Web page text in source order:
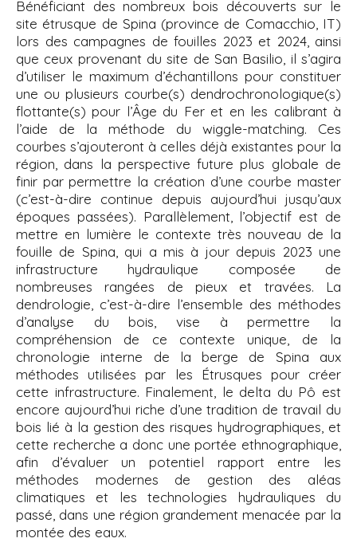
Bénéficiant des nombreux bois découverts sur le
site étrusque de Spina (province de Comacchio, IT)
lors des campagnes de fouilles 2023 et 2024, ainsi
que ceux provenant du site de San Basilio, il s’agira
d’utiliser le maximum d’échantillons pour constituer
une ou plusieurs courbe(s) dendrochronologique(s)
flottante(s) pour l’Âge du Fer et en les calibrant à
l’aide de la méthode du wiggle-matching. Ces
courbes s’ajouteront à celles déjà existantes pour la
région, dans la perspective future plus globale de
finir par permettre la création d’une courbe master
(c’est-à-dire continue depuis aujourd’hui jusqu’aux
époques passées). Parallèlement, l’objectif est de
mettre en lumière le contexte très nouveau de la
fouille de Spina, qui a mis à jour depuis 2023 une
infrastructure hydraulique composée de
nombreuses rangées de pieux et travées. La
dendrologie, c’est-à-dire l’ensemble des méthodes
d’analyse du bois, vise à permettre la
compréhension de ce contexte unique, de la
chronologie interne de la berge de Spina aux
méthodes utilisées par les Étrusques pour créer
cette infrastructure. Finalement, le delta du Pô est
encore aujourd’hui riche d’une tradition de travail du
bois lié à la gestion des risques hydrographiques, et
cette recherche a donc une portée ethnographique,
afin d’évaluer un potentiel rapport entre les
méthodes modernes de gestion des aléas
climatiques et les technologies hydrauliques du
passé, dans une région grandement menacée par la
montée des eaux.